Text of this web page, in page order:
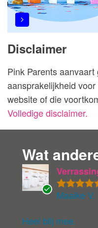
Disclaimer
Pink Parents
aansprakelijkheid
website of die
Volledige disclaimer.
Wat
eri
Gewaardeer
Maaike V.
Heel blij mee.